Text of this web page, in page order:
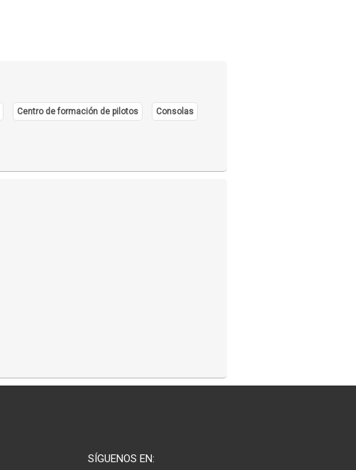
Centro de formación de pilotos Consolas
SÍGUENOS EN: